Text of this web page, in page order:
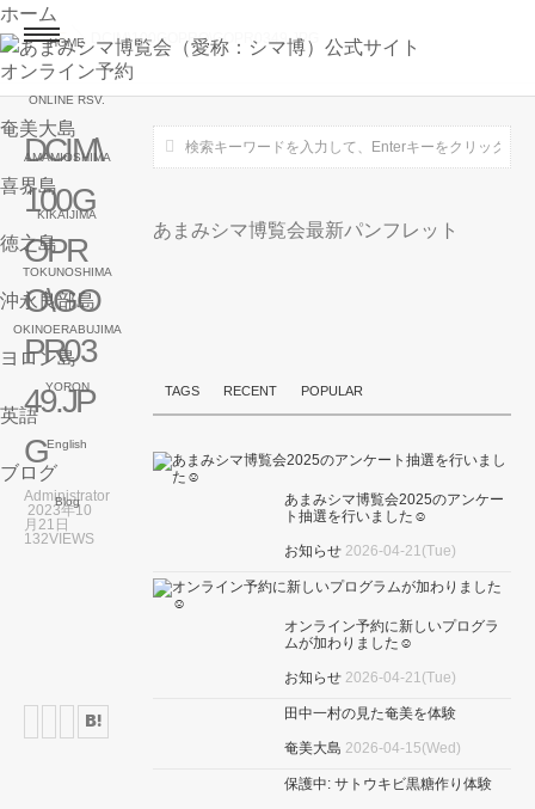
ホーム
HOME
オンライン予約
ONLINE RSV.
奄美大島
AMAMIOSHIMA
喜界島
KIKAIJIMA
徳之島
TOKUNOSHIMA
沖永良部島
OKINOERABUJIMA
ヨロン島
YORON
英語
English
ブログ
Blog
HOME DCIM\100GOPRO\GOPR0349.JPG
DCIM\
100G
OPR
O\GO
PR03
49.JP
G
Administrator
2023年10
月21日
132VIEWS
あまみシマ博覧会最新パンフレット
TAGS RECENT POPULAR
あまみシマ博覧会2025のアンケー
ト抽選を行いました☺
お知らせ 2026-04-21(Tue)
オンライン予約に新しいプログラ
ムが加わりました☺
お知らせ 2026-04-21(Tue)
田中一村の見た奄美を体験
奄美大島 2026-04-15(Wed)
保護中: サトウキビ黒糖作り体験